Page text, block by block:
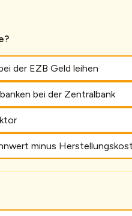
der EZB Geld leihen
bei der Zentralbank
minus